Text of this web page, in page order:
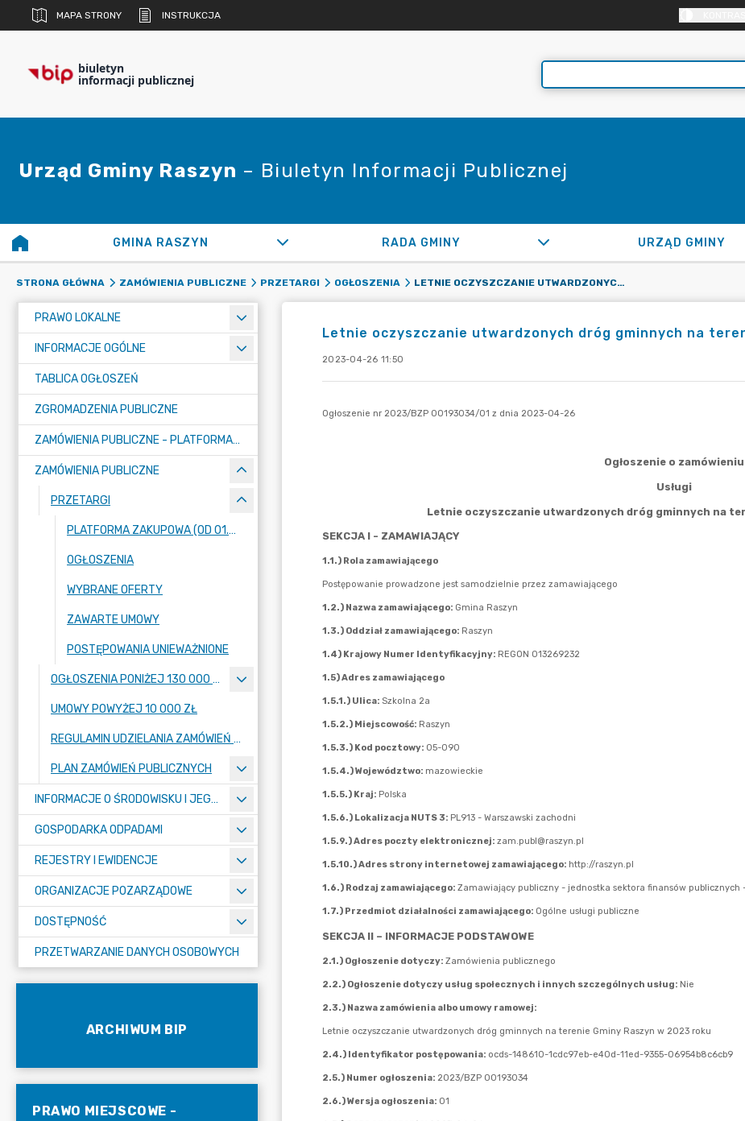
MAPA STRONY INSTRUKCJA
biuletyn
informacji publicznej
Urząd Gminy Raszyn – Biuletyn Informacji Publicznej
GMINA RASZYN RADA GMINY URZĄD GMINY
STRONA GŁÓWNA ZAMÓWIENIA PUBLICZNE PRZETARGI OGŁOSZENIA LETNIE OCZYSZCZANIE UTWARDZONYCH DRÓG GMINNYCH NA TERENIE GMINY RASZYN W 2023 ROKU
PRAWO LOKALNE
INFORMACJE OGÓLNE
TABLICA OGŁOSZEŃ
ZGROMADZENIA PUBLICZNE
ZAMÓWIENIA PUBLICZNE - PLATFORMA ZAKUPOWA (OD 01.05.2025R.)
ZAMÓWIENIA PUBLICZNE
PRZETARGI
PLATFORMA ZAKUPOWA (OD 01.05.2025R.)
OGŁOSZENIA
WYBRANE OFERTY
ZAWARTE UMOWY
POSTĘPOWANIA UNIEWAŻNIONE
OGŁOSZENIA PONIŻEJ 130 000 ZŁ
UMOWY POWYŻEJ 10 000 ZŁ
REGULAMIN UDZIELANIA ZAMÓWIEŃ PUBLICZNYCH
PLAN ZAMÓWIEŃ PUBLICZNYCH
INFORMACJE O ŚRODOWISKU I JEGO OCHRONIE
GOSPODARKA ODPADAMI
REJESTRY I EWIDENCJE
ORGANIZACJE POZARZĄDOWE
DOSTĘPNOŚĆ
PRZETWARZANIE DANYCH OSOBOWYCH
ARCHIWUM BIP
PRAWO MIEJSCOWE -
Letnie oczyszczanie utwardzonych dróg gminnych na
2023-04-26 11:50